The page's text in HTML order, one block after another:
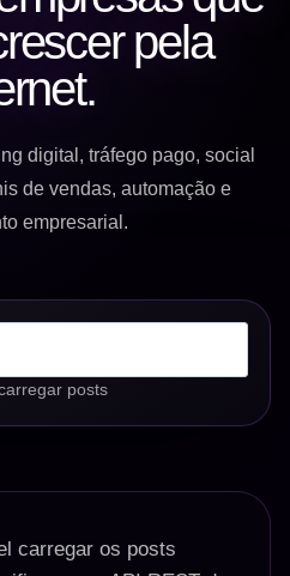
pela
digital, tráfego pago, social
de vendas, automação e
empresarial.
posts
carregar os posts